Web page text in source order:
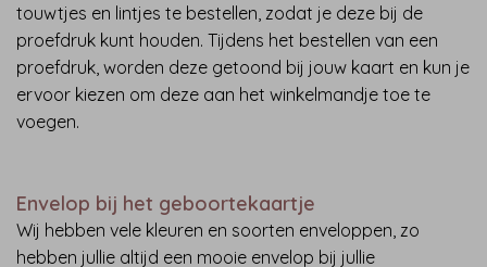
touwtjes en lintjes te bestellen, zodat je deze bij de
proefdruk kunt houden. Tijdens het bestellen van een
proefdruk, worden deze getoond bij jouw kaart en kun je
ervoor kiezen om deze aan het winkelmandje toe te
voegen.
Envelop bij het geboortekaartje
Wij hebben vele kleuren en soorten enveloppen, zo
hebben jullie altijd een mooie envelop bij jullie